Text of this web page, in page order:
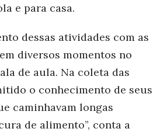
e para casa.
dessas atividades com as
diversos momentos no
de aula. Na coleta das
o conhecimento de seus
caminhavam longas
de alimento”, conta a